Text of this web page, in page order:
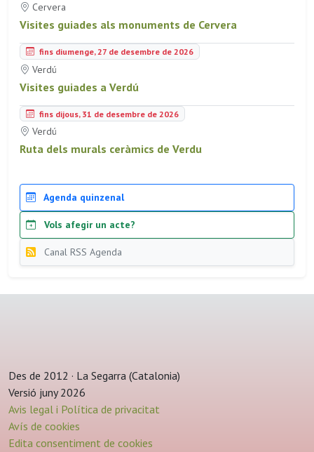
Cervera
Visites guiades als monuments de Cervera
fins diumenge, 27 de desembre de 2026
Verdú
Visites guiades a Verdú
fins dijous, 31 de desembre de 2026
Verdú
Ruta dels murals ceràmics de Verdu
Agenda quinzenal
Vols afegir un acte?
Canal RSS Agenda
Des de 2012 · La Segarra (Catalonia)
Versió juny 2026
Avis legal i Política de privacitat
Avís de cookies
Edita consentiment de cookies